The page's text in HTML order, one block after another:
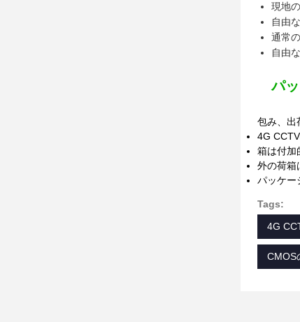
現地
自由
通常
自由
パ
包み、出
4G
箱は付加
外の荷箱
パッケー
Tags:
4G
CMOS